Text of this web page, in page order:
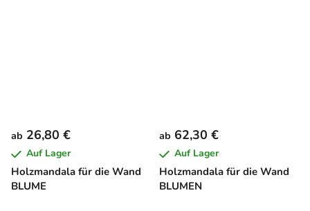
Holzmandala für die Wand
BLUME
ab 26,80 €
Auf Lager
Holzmandala für die Wand
BLUMEN
ab 62,30 €
Auf Lager